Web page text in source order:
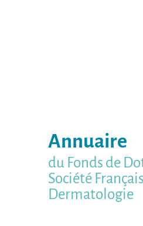
Annuaire
du Fonds de
Société
Dermatologie